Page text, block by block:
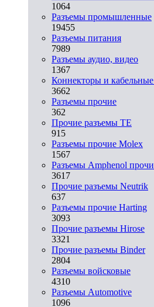
1064
Разъeмы промышленные
19455
Разъeмы питания
7989
Разъeмы аудио, видео
1367
Коннекторы и
3662
Разъeмы прочие
362
Прочие разъемы TE
915
Разъемы прочие Molex
1567
Разъемы Amphenol
3617
Прочие разъемы Neutrik
637
Разъемы прочие Harting
3093
Прочие разъемы Hirose
3321
Прочие разъемы Binder
2804
Разъемы войсковые
4310
Разъeмы Automotive
1096